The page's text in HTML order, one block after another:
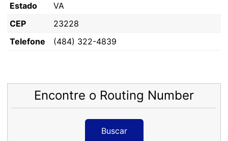
Estado
VA
CEP
23228
Telefone
(484) 322-4839
Encontre o Routing Number
Buscar